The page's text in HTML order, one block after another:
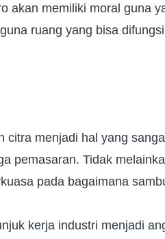
akan memiliki moral guna
ruang yang bisa
citra menjadi hal yang
pemasaran. Tidak
pada bagaimana
kerja industri menjadi